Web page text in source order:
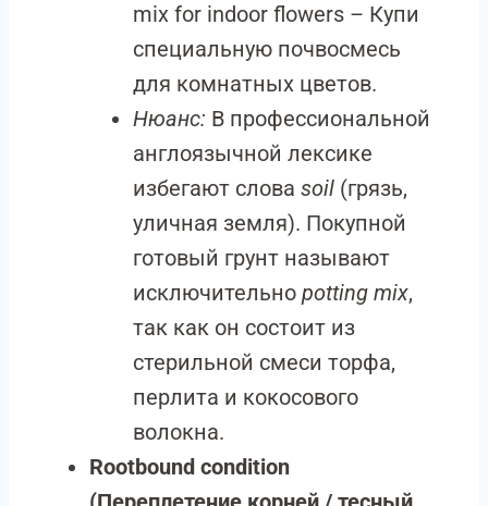
mix for indoor flowers – Купи
специальную почвосмесь
для комнатных цветов.
Нюанс: В профессиональной
англоязычной лексике
избегают слова soil (грязь,
уличная земля). Покупной
готовый грунт называют
исключительно potting mix,
так как он состоит из
стерильной смеси торфа,
перлита и кокосового
волокна.
Rootbound condition